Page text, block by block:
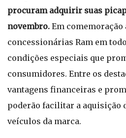
procuram adquirir suas
novembro. Em comemoração
concessionárias Ram em
condições especiais que
consumidores. Entre os
vantagens financeiras e
poderão facilitar a aquisição
veículos da marca.